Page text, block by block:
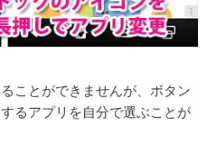
ことができませんが、ボタン
るアプリを自分で選ぶことが